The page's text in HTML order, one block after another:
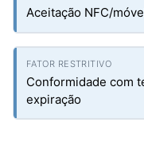
Aceitação NFC/
Conformidade com
expiração